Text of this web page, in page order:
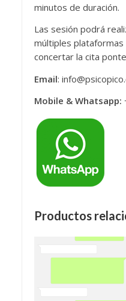
minutos de duración.
Las sesión podrá
múltiples plataformas
concertar la cita
Email:
Mobile & Whatsapp:
Productos